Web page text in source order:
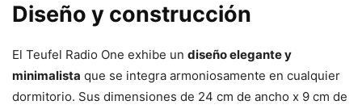
Diseño y construcción
El Teufel Radio One exhibe un diseño elegante y
minimalista que se integra armoniosamente en cualquier
dormitorio. Sus dimensiones de 24 cm de ancho x 9 cm de